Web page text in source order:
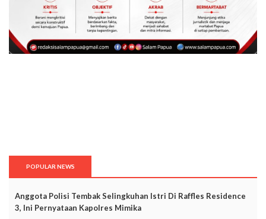
POPULAR NEWS
Anggota Polisi Tembak Selingkuhan Istri Di Raffles Residence
3, Ini Pernyataan Kapolres Mimika